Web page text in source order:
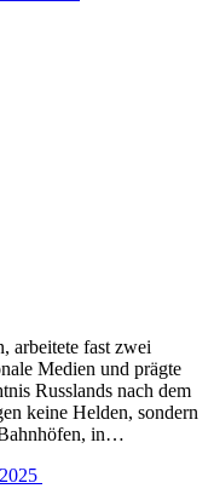
arbeitete fast zwei
Medien und prägte
Russlands nach dem
keine Helden, sondern
in…